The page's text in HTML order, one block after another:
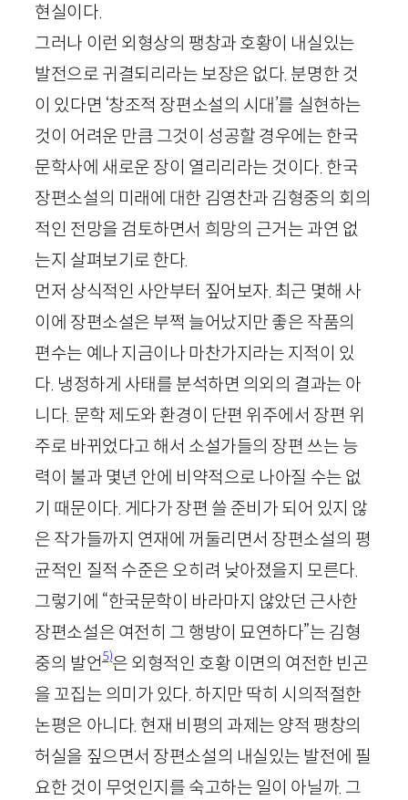
현실이다.
그러나 이런 외형상의 팽창과 호황이 내실있는
발전으로 귀결되리라는 보장은 없다. 분명한 것
이 있다면 ‘창조적 장편소설의 시대’를 실현하는
것이 어려운 만큼 그것이 성공할 경우에는 한국
문학사에 새로운 장이 열리리라는 것이다. 한국
장편소설의 미래에 대한 김영찬과 김형중의 회의
적인 전망을 검토하면서 희망의 근거는 과연 없
는지 살펴보기로 한다.
먼저 상식적인 사안부터 짚어보자. 최근 몇해 사
이에 장편소설은 부쩍 늘어났지만 좋은 작품의
편수는 예나 지금이나 마찬가지라는 지적이 있
다. 냉정하게 사태를 분석하면 의외의 결과는 아
니다. 문학 제도와 환경이 단편 위주에서 장편 위
주로 바뀌었다고 해서 소설가들의 장편 쓰는 능
력이 불과 몇년 안에 비약적으로 나아질 수는 없
기 때문이다. 게다가 장편 쓸 준비가 되어 있지 않
은 작가들까지 연재에 꺼둘리면서 장편소설의 평
균적인 질적 수준은 오히려 낮아졌을지 모른다.
그렇기에 “한국문학이 바라마지 않았던 근사한
장편소설은 여전히 그 행방이 묘연하다”는 김형
중의 발언5)은 외형적인 호황 이면의 여전한 빈곤
을 꼬집는 의미가 있다. 하지만 딱히 시의적절한
논평은 아니다. 현재 비평의 과제는 양적 팽창의
허실을 짚으면서 장편소설의 내실있는 발전에 필
요한 것이 무엇인지를 숙고하는 일이 아닐까. 그